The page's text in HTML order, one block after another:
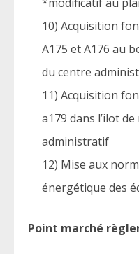
10) Acquisition
A175 et A176 au
du centre
11) Acquisition
a179 dans l’ilot
administratif
12) Mise aux
énergétique des
Point marché